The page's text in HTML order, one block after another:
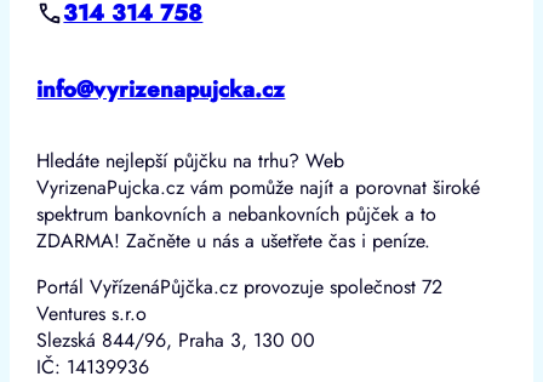
314 314 758
info@vyrizenapujcka.cz
Hledáte nejlepší půjčku na trhu? Web
VyrizenaPujcka.cz vám pomůže najít a porovnat široké
spektrum bankovních a nebankovních půjček a to
ZDARMA! Začněte u nás a ušetřete čas i peníze.
Portál VyřízenáPůjčka.cz provozuje společnost 72
Ventures s.r.o
Slezská 844/96, Praha 3, 130 00
IČ: 14139936